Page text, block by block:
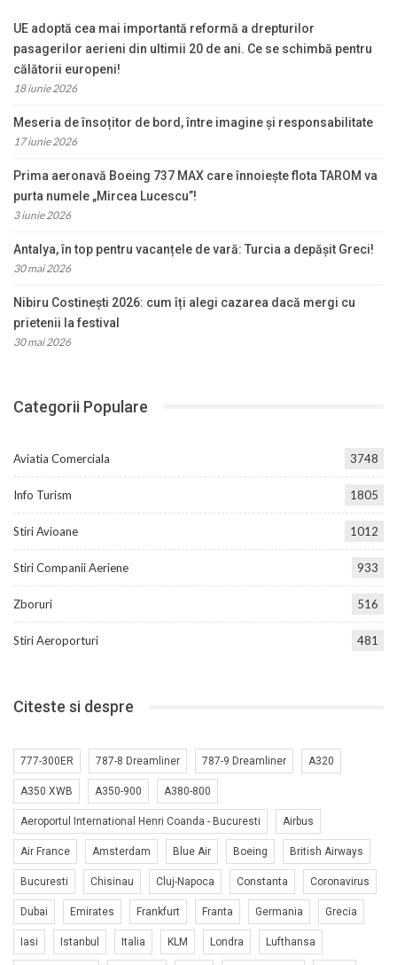
UE adoptă cea mai importantă reformă a drepturilor
pasagerilor aerieni din ultimii 20 de ani. Ce se schimbă pentru
călătorii europeni!
18 iunie 2026
Meseria de însoțitor de bord, între imagine și responsabilitate
17 iunie 2026
Prima aeronavă Boeing 737 MAX care înnoiește flota TAROM va
purta numele „Mircea Lucescu”!
3 iunie 2026
Antalya, în top pentru vacanțele de vară: Turcia a depășit Greci!
30 mai 2026
Nibiru Costinești 2026: cum îți alegi cazarea dacă mergi cu
prietenii la festival
30 mai 2026
Categorii Populare
Aviatia Comerciala 3748
Info Turism 1805
Stiri Avioane 1012
Stiri Companii Aeriene 933
Zboruri 516
Stiri Aeroporturi 481
Citeste si despre
777-300ER 787-8 Dreamliner 787-9 Dreamliner A320
A350 XWB A350-900 A380-800
Aeroportul International Henri Coanda - Bucuresti Airbus
Air France Amsterdam Blue Air Boeing British Airways
Bucuresti Chisinau Cluj-Napoca Constanta Coronavirus
Dubai Emirates Frankfurt Franta Germania Grecia
Iasi Istanbul Italia KLM Londra Lufthansa